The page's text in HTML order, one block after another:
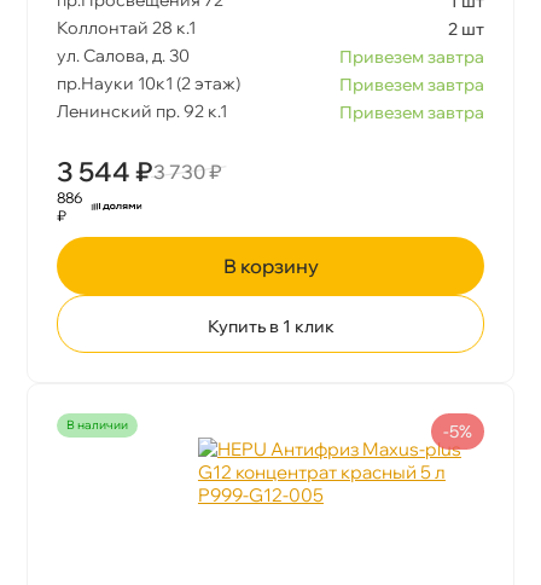
Коллонтай 28 к.1
2 шт
ул. Салова, д. 30
Привезем завтра
пр.Науки 10к1 (2 этаж)
Привезем завтра
Ленинский пр. 92 к.1
Привезем завтра
3 544 ₽3 730 ₽
886
₽
корзину
Купить в 1 клик
наличии -5%